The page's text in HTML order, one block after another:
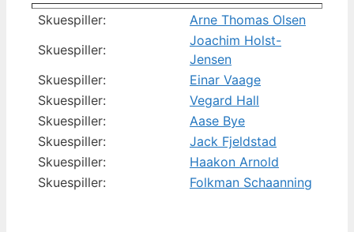
Skuespiller:
Arne Thomas Olsen
Skuespiller:
Joachim Holst-
Jensen
Skuespiller:
Einar Vaage
Skuespiller:
Vegard Hall
Skuespiller:
Aase Bye
Skuespiller:
Jack Fjeldstad
Skuespiller:
Haakon Arnold
Skuespiller:
Folkman Schaanning